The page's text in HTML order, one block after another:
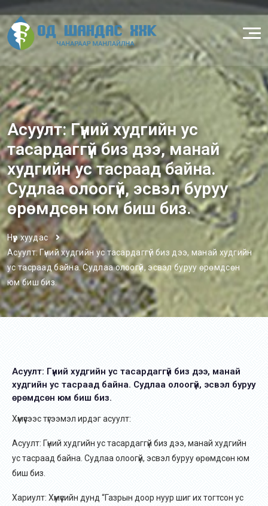
Асуулт: Гүний худгийн ус
тасардаггүй биз дээ, манай
худгийн ус тасраад байна.
Судлаа олоогүй, эсвэл буруу
өрөмдсөн юм биш биз.
Нүүр хуудас
Асуулт: Гүний худгийн ус тасардаггүй биз дээ, манай худгийн
ус тасраад байна. Судлаа олоогүй, эсвэл буруу өрөмдсөн
юм биш биз.
Асуулт: Гүний худгийн ус тасардаггүй биз дээ, манай
худгийн ус тасраад байна. Судлаа олоогүй, эсвэл буруу
өрөмдсөн юм биш биз.
Хүмүүсээс түгээмэл ирдэг асуулт:
Асуулт: Гүний худгийн ус тасардаггүй биз дээ, манай худгийн
ус тасраад байна. Судлаа олоогүй, эсвэл буруу өрөмдсөн юм
биш биз.
Хариулт: Хүмүүсийн дунд “Газрын доор нуур шиг их тогтсон ус